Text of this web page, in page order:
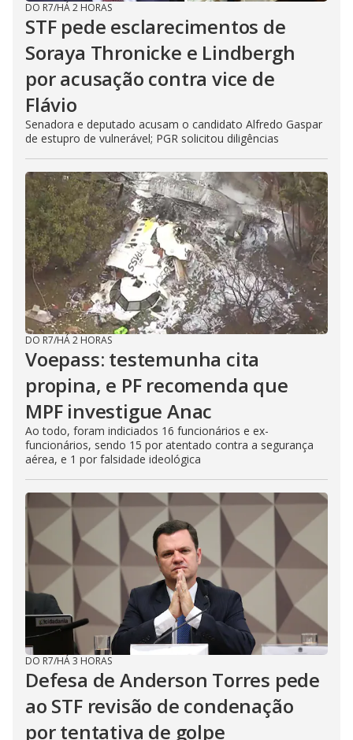
DO R7/HÁ 2 HORAS
STF pede esclarecimentos de
Soraya Thronicke e Lindbergh
por acusação contra vice de
Flávio
Senadora e deputado acusam o candidato Alfredo Gaspar
de estupro de vulnerável; PGR solicitou diligências
DO R7/HÁ 2 HORAS
Voepass: testemunha cita
propina, e PF recomenda que
MPF investigue Anac
Ao todo, foram indiciados 16 funcionários e ex-
funcionários, sendo 15 por atentado contra a segurança
aérea, e 1 por falsidade ideológica
DO R7/HÁ 3 HORAS
Defesa de Anderson Torres pede
ao STF revisão de condenação
por tentativa de golpe